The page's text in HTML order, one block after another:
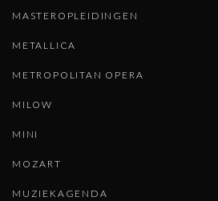
MASTEROPLEIDINGEN
METALLICA
METROPOLITAN OPERA
MILOW
MINI
MOZART
MUZIEKAGENDA